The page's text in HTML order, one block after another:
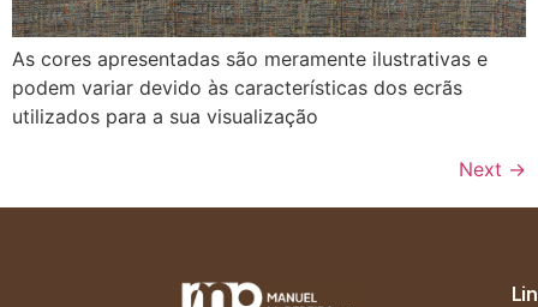
As cores apresentadas são meramente ilustrativas e
podem variar devido às características dos ecrãs
utilizados para a sua visualização
Next →